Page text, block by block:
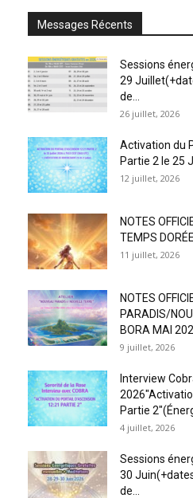
Messages Récents
Sessions
29
de...
26 juillet, 2026
Activation du
Partie 2 le 25
12 juillet, 2026
NOTES
TEMPS
11 juillet, 2026
NOTES
PARADIS/
BORA MAI
9 juillet, 2026
Interview
Partie
4 juillet, 2026
Sessions
30
de...